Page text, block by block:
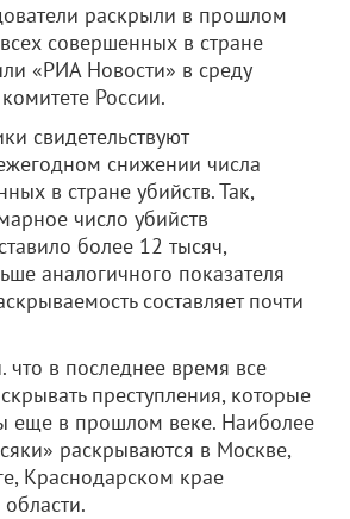
раскрыли в прошлом
совершенных в стране
«РИА Новости» в среду
России.
свидетельствуют
снижении числа
в стране убийств. Так,
число убийств
более 12 тысяч,
аналогичного показателя
составляет почти
что в последнее время все
преступления, которые
еще в прошлом веке. Наиболее
раскрываются в Москве,
Краснодарском крае